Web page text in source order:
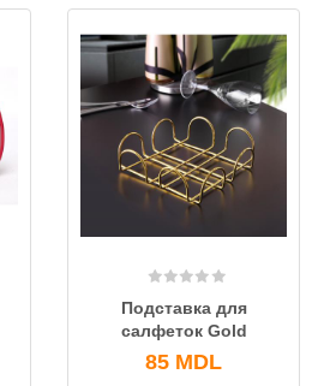
Подставка для
салфеток Gold
85 MDL